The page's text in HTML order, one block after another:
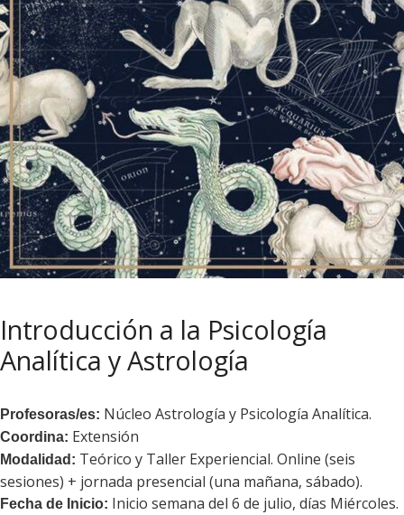
Introducción a la Psicología
Analítica y Astrología
Profesoras/es: Núcleo Astrología y Psicología Analítica.
Coordina: Extensión
Modalidad: Teórico y Taller Experiencial. Online (seis
sesiones) + jornada presencial (una mañana, sábado).
Fecha de Inicio: Inicio semana del 6 de julio, días Miércoles.